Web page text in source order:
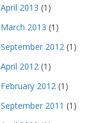
April 2013 (1)
March 2013 (1)
September 2012 (1)
April 2012 (1)
February 2012 (1)
September 2011 (1)